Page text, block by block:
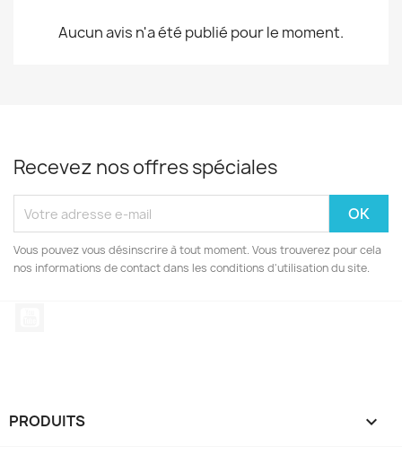
Aucun avis n'a été publié pour le moment.
Recevez nos offres spéciales
Vous pouvez vous désinscrire à tout moment. Vous trouverez pour cela
nos informations de contact dans les conditions d'utilisation du site.
PRODUITS 